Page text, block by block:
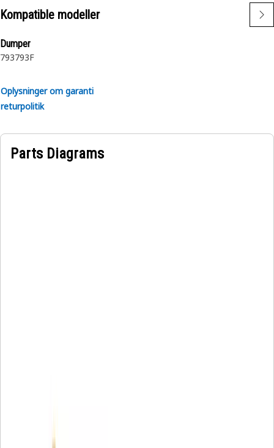
Kompatible modeller
Dumper
793793F
Oplysninger om garanti
returpolitik
Parts Diagrams